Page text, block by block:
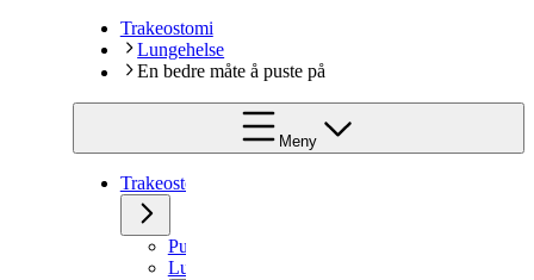
Trakeostomi
Lungehelse
En bedre måte å puste på
Meny
Trakeostomi
Puste
Lungehelse